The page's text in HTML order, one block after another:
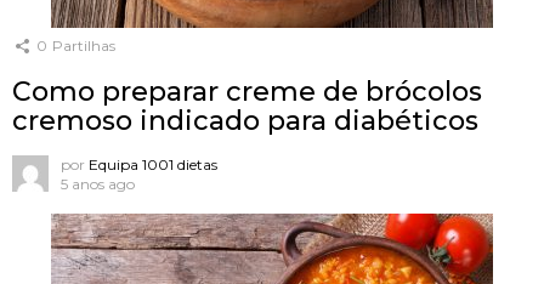
0 Partilhas
Como preparar creme de brócolos
cremoso indicado para diabéticos
por Equipa 1001 dietas
5 anos ago